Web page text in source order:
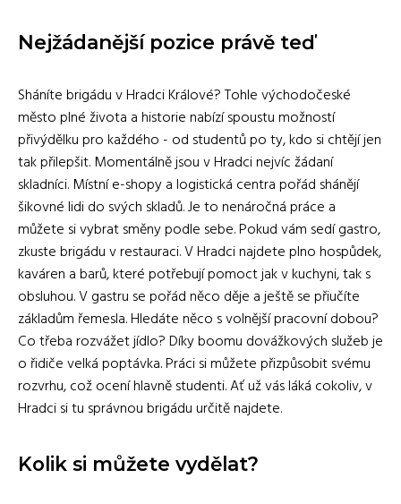
Nejžádanější pozice právě teď
Sháníte brigádu v Hradci Králové? Tohle východočeské
město plné života a historie nabízí spoustu možností
přivýdělku pro každého - od studentů po ty, kdo si chtějí jen
tak přilepšit. Momentálně jsou v Hradci nejvíc žádaní
skladníci. Místní e-shopy a logistická centra pořád shánějí
šikovné lidi do svých skladů. Je to nenáročná práce a
můžete si vybrat směny podle sebe. Pokud vám sedí gastro,
zkuste brigádu v restauraci. V Hradci najdete plno hospůdek,
kaváren a barů, které potřebují pomoct jak v kuchyni, tak s
obsluhou. V gastru se pořád něco děje a ještě se přiučíte
základům řemesla. Hledáte něco s volnější pracovní dobou?
Co třeba rozvážet jídlo? Díky boomu dovážkových služeb je
o řidiče velká poptávka. Práci si můžete přizpůsobit svému
rozvrhu, což ocení hlavně studenti. Ať už vás láká cokoliv, v
Hradci si tu správnou brigádu určitě najdete.
Kolik si můžete vydělat?